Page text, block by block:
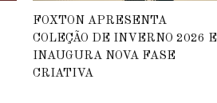
FOXTON APRESENTA
COLEÇÃO DE INVERNO 2026 E
INAUGURA NOVA FASE
CRIATIVA